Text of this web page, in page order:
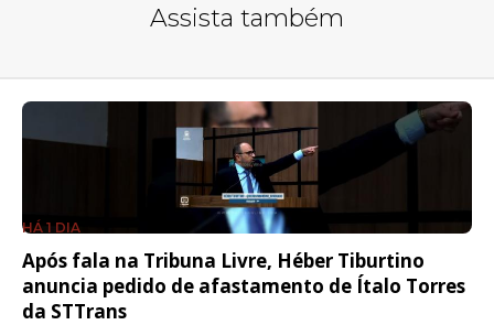
Assista também
HÁ 1 DIA
Após fala na Tribuna Livre, Héber Tiburtino
anuncia pedido de afastamento de Ítalo Torres
da STTrans